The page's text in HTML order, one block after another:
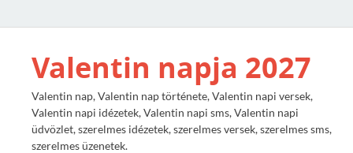
Valentin napja 2027
Valentin nap, Valentin nap története, Valentin napi versek,
Valentin napi idézetek, Valentin napi sms, Valentin napi
üdvözlet, szerelmes idézetek, szerelmes versek, szerelmes sms,
szerelmes üzenetek.